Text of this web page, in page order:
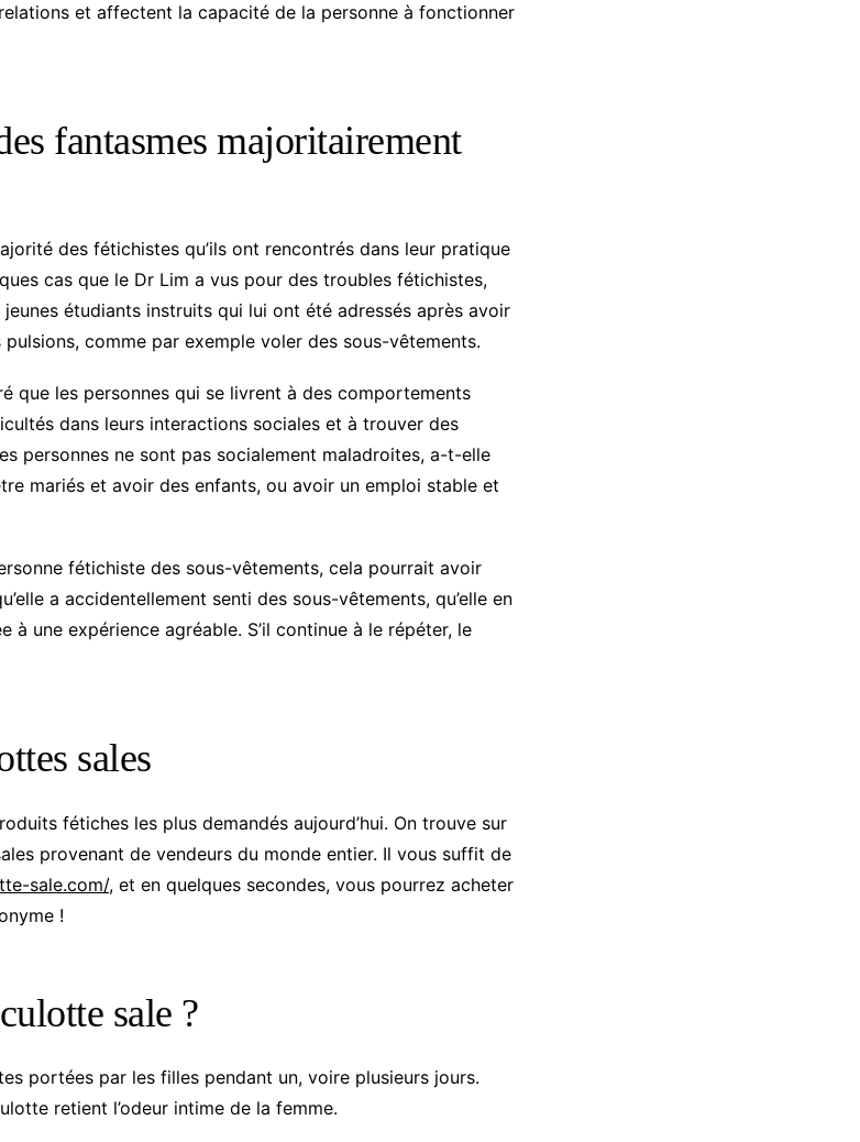
et affectent la capacité de la personne à fonctionner
fantasmes majoritairement
des fétichistes qu’ils ont rencontrés dans leur pratique
cas que le Dr Lim a vus pour des troubles fétichistes,
étudiants instruits qui lui ont été adressés après avoir
comme par exemple voler des sous-vêtements.
que les personnes qui se livrent à des comportements
dans leurs interactions sociales et à trouver des
personnes ne sont pas socialement maladroites, a-t-elle
mariés et avoir des enfants, ou avoir un emploi stable et
fétichiste des sous-vêtements, cela pourrait avoir
a accidentellement senti des sous-vêtements, qu’elle en
à une expérience agréable. S’il continue à le répéter, le
sales
fétiches les plus demandés aujourd’hui. On trouve sur
provenant de vendeurs du monde entier. Il vous suffit de
sale.com/, et en quelques secondes, vous pourrez acheter
!
sale ?
portées par les filles pendant un, voire plusieurs jours.
retient l’odeur intime de la femme.